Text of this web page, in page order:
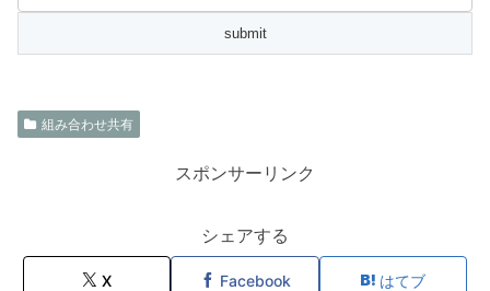
組み合わせ共有
スポンサーリンク
シェアする
X Facebook はてブ